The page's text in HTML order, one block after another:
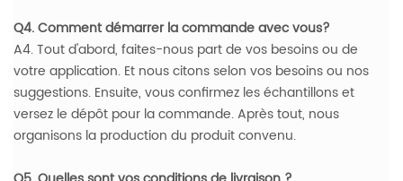
Q4. Comment démarrer la commande avec vous?
A4. Tout d'abord, faites-nous part de vos besoins ou de
votre application. Et nous citons selon vos besoins ou nos
suggestions. Ensuite, vous confirmez les échantillons et
versez le dépôt pour la commande. Après tout, nous
organisons la production du produit convenu.